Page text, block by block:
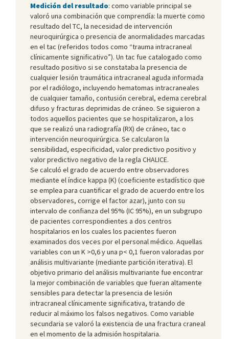
Medición del resultado: como variable principal se
valoró una combinación que comprendía: la muerte como
resultado del TC, la necesidad de intervención
neuroquirúrgica o presencia de anormalidades marcadas
en el tac (referidos todos como “trauma intracraneal
clínicamente significativo”). Un tac fue catalogado como
resultado positivo si se constataba la presencia de
cualquier lesión traumática intracraneal aguda informada
por el radiólogo, incluyendo hematomas intracraneales
de cualquier tamaño, contusión cerebral, edema cerebral
difuso y fracturas deprimidas de cráneo. Se siguieron a
todos aquellos pacientes que se hospitalizaron, a los
que se realizó una radiografía (RX) de cráneo, tac o
intervención neuroquirúrgica. Se calcularon la
sensibilidad, especificidad, valor predictivo positivo y
valor predictivo negativo de la regla CHALICE.
Se calculó el grado de acuerdo entre observadores
mediante el índice kappa (Κ) (coeficiente estadístico que
se emplea para cuantificar el grado de acuerdo entre los
observadores, corrige el factor azar), junto con su
intervalo de confianza del 95% (IC 95%), en un subgrupo
de pacientes correspondientes a dos centros
hospitalarios en los cuales los pacientes fueron
examinados dos veces por el personal médico. Aquellas
variables con un Κ >0,6 y una p< 0,1 fueron valoradas por
análisis multivariante (mediante partición iterativa). El
objetivo primario del análisis multivariante fue encontrar
la mejor combinación de variables que fueran altamente
sensibles para detectar la presencia de lesión
intracraneal clínicamente significativa, tratando de
reducir al máximo los falsos negativos. Como variable
secundaria se valoró la existencia de una fractura craneal
en el momento de la admisión hospitalaria.